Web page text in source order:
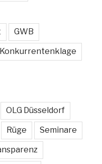
GWB
Konkurrentenklage
OLG Düsseldorf
Rüge Seminare